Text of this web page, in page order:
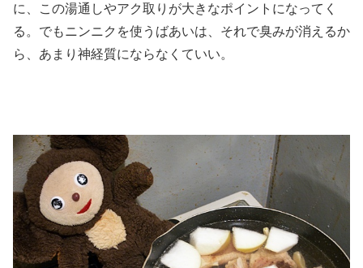
に、この湯通しやアク取りが大きなポイントになってく
る。でもニンニクを使うばあいは、それで臭みが消えるか
ら、あまり神経質にならなくていい。